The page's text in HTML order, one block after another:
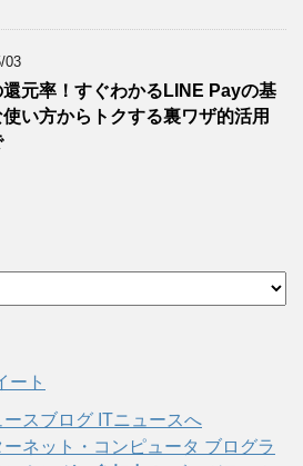
03
元率！すぐわかるLINE Payの基
い方からトクする裏ワザ的活用
ート
ーネット・コンピュータ ブログラ